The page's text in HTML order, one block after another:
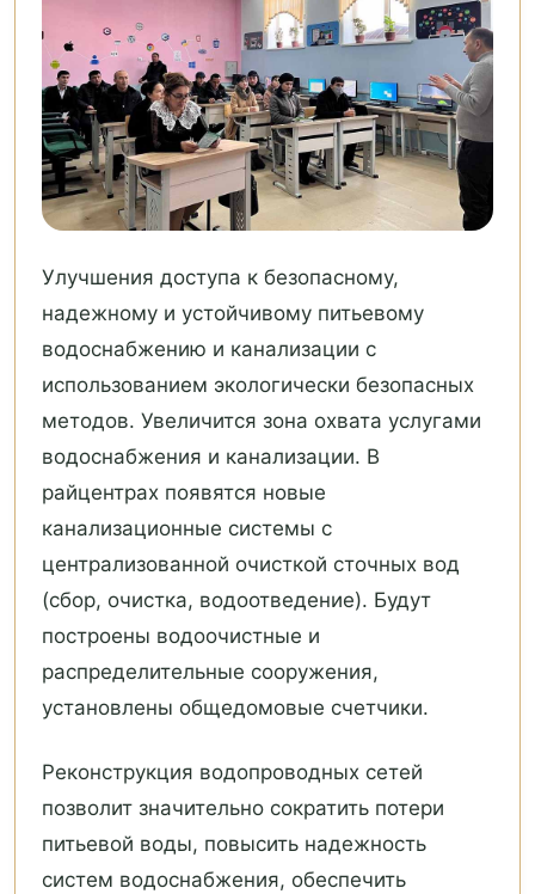
Улучшения доступа к безопасному,
надежному и устойчивому питьевому
водоснабжению и канализации с
использованием экологически безопасных
методов. Увеличится зона охвата услугами
водоснабжения и канализации. В
райцентрах появятся новые
канализационные системы с
централизованной очисткой сточных вод
(сбор, очистка, водоотведение). Будут
построены водоочистные и
распределительные сооружения,
установлены общедомовые счетчики.
Реконструкция водопроводных сетей
позволит значительно сократить потери
питьевой воды, повысить надежность
систем водоснабжения, обеспечить